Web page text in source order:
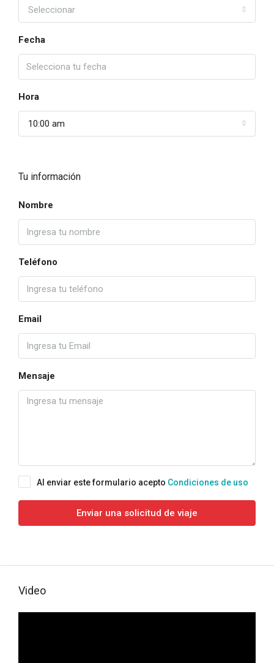
Seleccionar
Fecha
Hora
10:00 am
Tu información
Nombre
Teléfono
Email
Mensaje
Al enviar este formulario acepto Condiciones de uso
Enviar una solicitud de viaje
Video